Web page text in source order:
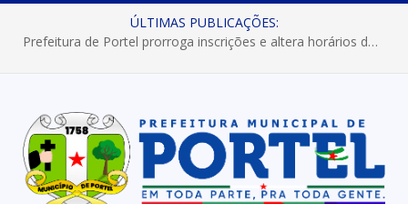
ÚLTIMAS PUBLICAÇÕES:
Prefeitura de Portel prorroga inscrições e altera horários dos concursos “Musa” e “Miss Mix Verão 2026”